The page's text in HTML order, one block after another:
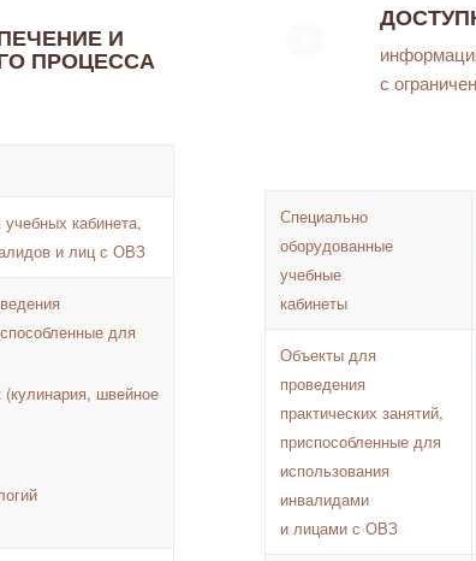
И
ПРОЦЕССА
кабинета,
и лиц с ОВЗ
для
(кулинария, швейное
с
Специально
оборудованные
учебные
кабинеты
Объекты для
проведения
практических занятий,
приспособленные для
использования
инвалидами
и лицами с ОВЗ